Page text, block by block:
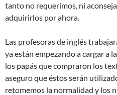
tanto no requerimos, ni
adquirirlos por ahora.
Las profesoras de inglés
ya están empezando a cargar a
los papás que compraron los
aseguro que éstos serán
retomemos la normalidad y los